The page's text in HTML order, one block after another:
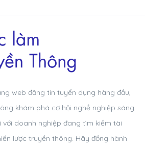
web đăng tin tuyển dụng hàng đầu,
khám phá cơ hội nghề nghiệp sáng
doanh nghiệp đang tìm kiếm tài
lược truyền thông. Hãy đồng hành